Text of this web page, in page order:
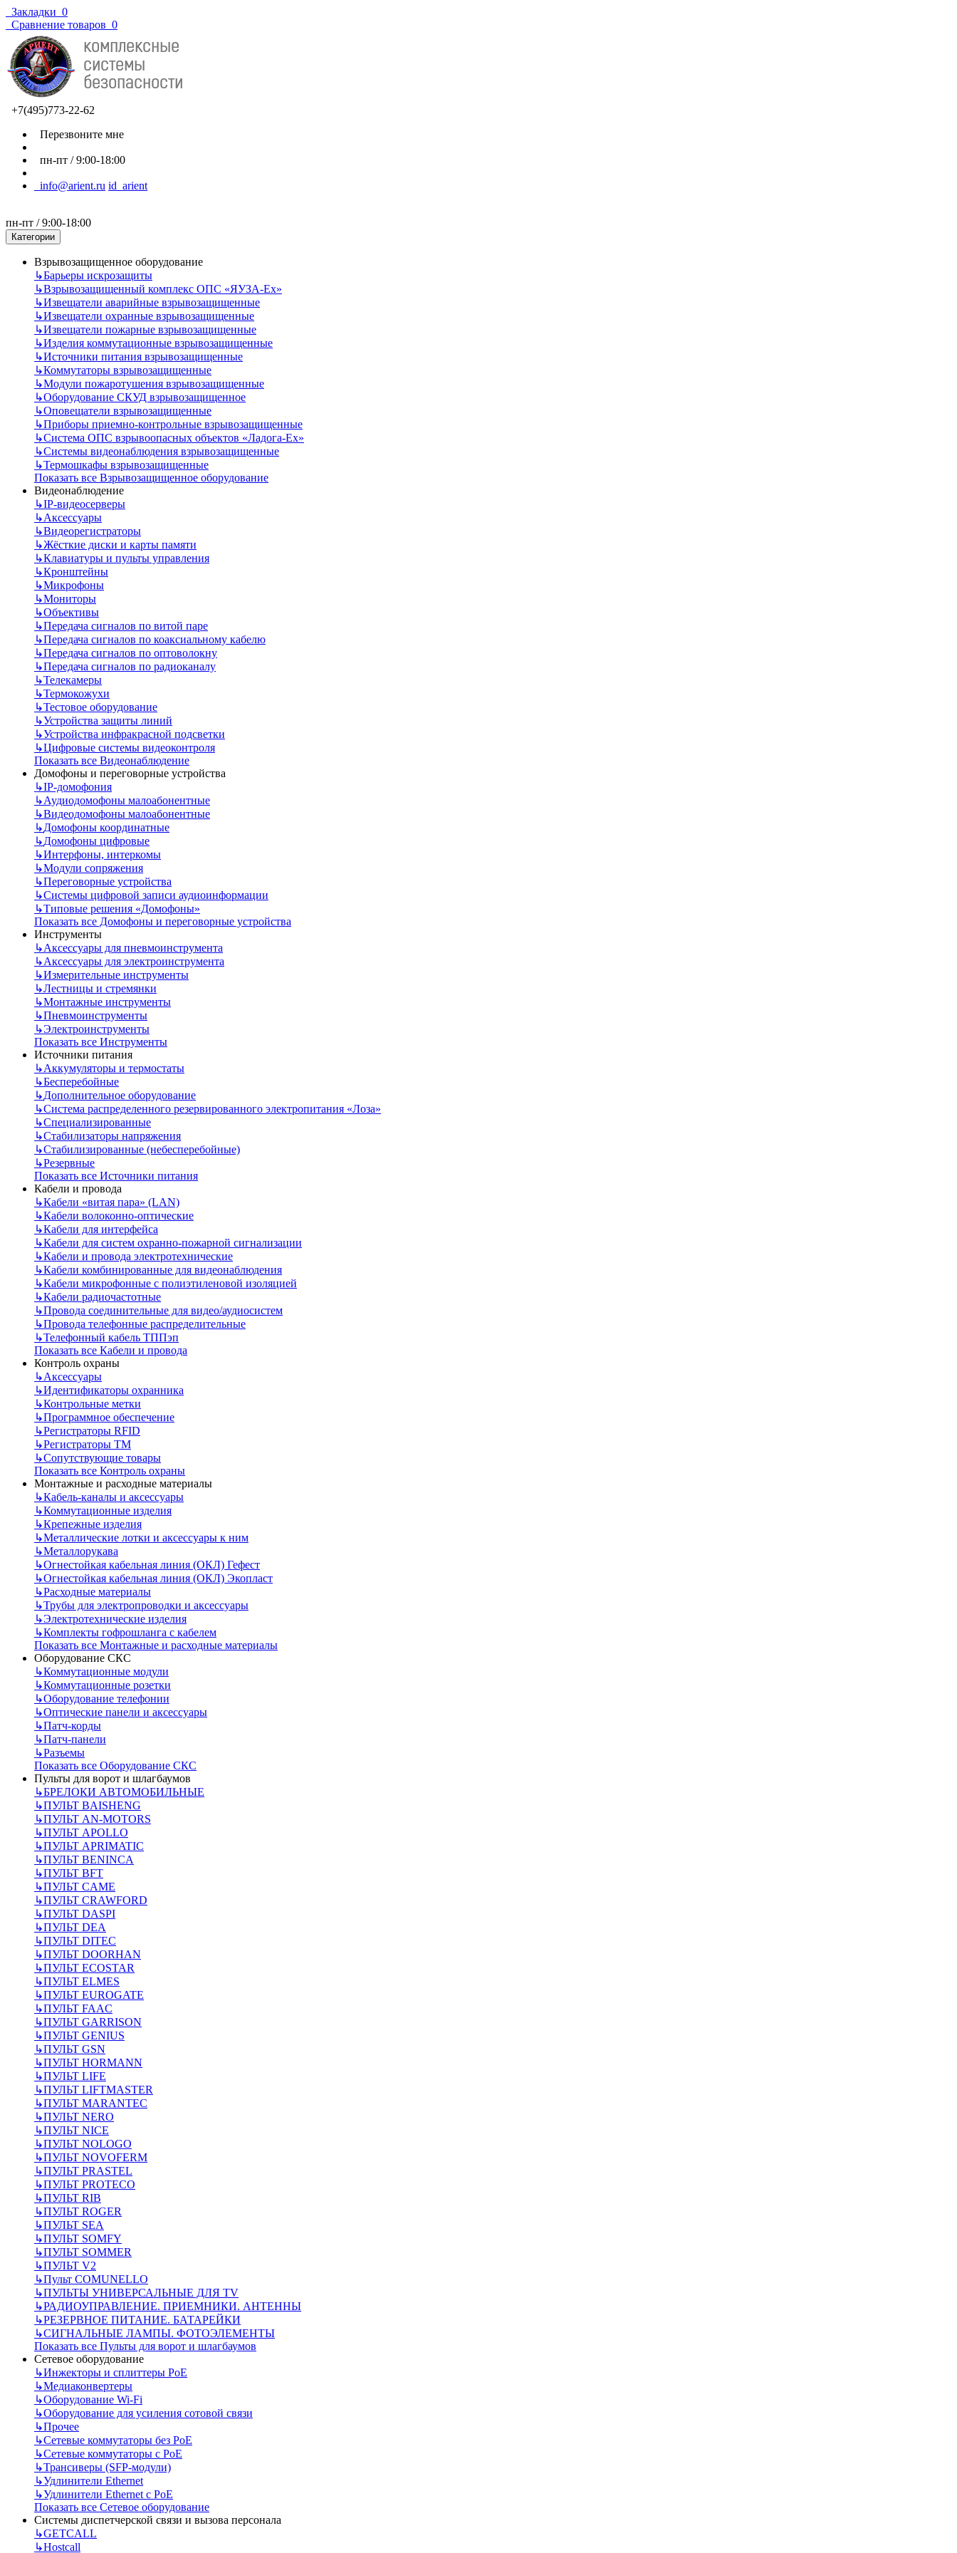
Закладки 0
Сравнение товаров 0
+7(495)773-22-62
Перезвоните мне
пн-пт / 9:00-18:00
info@arient.ru id_arient
пн-пт / 9:00-18:00
Категории
Взрывозащищенное оборудование
↳Барьеры искрозащиты
↳Взрывозащищенный комплекс ОПС «ЯУЗА-Ех»
↳Извещатели аварийные взрывозащищенные
↳Извещатели охранные взрывозащищенные
↳Извещатели пожарные взрывозащищенные
↳Изделия коммутационные взрывозащищенные
↳Источники питания взрывозащищенные
↳Коммутаторы взрывозащищенные
↳Модули пожаротушения взрывозащищенные
↳Оборудование СКУД взрывозащищенное
↳Оповещатели взрывозащищенные
↳Приборы приемно-контрольные взрывозащищенные
↳Система ОПС взрывоопасных объектов «Ладога-Ex»
↳Системы видеонаблюдения взрывозащищенные
↳Термошкафы взрывозащищенные
Показать все Взрывозащищенное оборудование
Видеонаблюдение
↳IP-видеосерверы
↳Аксессуары
↳Видеорегистраторы
↳Жёсткие диски и карты памяти
↳Клавиатуры и пульты управления
↳Кронштейны
↳Микрофоны
↳Мониторы
↳Объективы
↳Передача сигналов по витой паре
↳Передача сигналов по коаксиальному кабелю
↳Передача сигналов по оптоволокну
↳Передача сигналов по радиоканалу
↳Телекамеры
↳Термокожухи
↳Тестовое оборудование
↳Устройства защиты линий
↳Устройства инфракрасной подсветки
↳Цифровые системы видеоконтроля
Показать все Видеонаблюдение
Домофоны и переговорные устройства
↳IP-домофония
↳Аудиодомофоны малоабонентные
↳Видеодомофоны малоабонентные
↳Домофоны координатные
↳Домофоны цифровые
↳Интерфоны, интеркомы
↳Модули сопряжения
↳Переговорные устройства
↳Системы цифровой записи аудиоинформации
↳Типовые решения «Домофоны»
Показать все Домофоны и переговорные устройства
Инструменты
↳Аксессуары для пневмоинструмента
↳Аксессуары для электроинструмента
↳Измерительные инструменты
↳Лестницы и стремянки
↳Монтажные инструменты
↳Пневмоинструменты
↳Электроинструменты
Показать все Инструменты
Источники питания
↳Аккумуляторы и термостаты
↳Бесперебойные
↳Дополнительное оборудование
↳Система распределенного резервированного электропитания «Лоза»
↳Специализированные
↳Стабилизаторы напряжения
↳Стабилизированные (небесперебойные)
↳Резервные
Показать все Источники питания
Кабели и провода
↳Кабели «витая пара» (LAN)
↳Кабели волоконно-оптические
↳Кабели для интерфейса
↳Кабели для систем охранно-пожарной сигнализации
↳Кабели и провода электротехнические
↳Кабели комбинированные для видеонаблюдения
↳Кабели микрофонные с полиэтиленовой изоляцией
↳Кабели радиочастотные
↳Провода соединительные для видео/аудиосистем
↳Провода телефонные распределительные
↳Телефонный кабель ТППэп
Показать все Кабели и провода
Контроль охраны
↳Аксессуары
↳Идентификаторы охранника
↳Контрольные метки
↳Программное обеспечение
↳Регистраторы RFID
↳Регистраторы ТМ
↳Сопутствующие товары
Показать все Контроль охраны
Монтажные и расходные материалы
↳Кабель-каналы и аксессуары
↳Коммутационные изделия
↳Крепежные изделия
↳Металлические лотки и аксессуары к ним
↳Металлорукава
↳Огнестойкая кабельная линия (ОКЛ) Гефест
↳Огнестойкая кабельная линия (ОКЛ) Экопласт
↳Расходные материалы
↳Трубы для электропроводки и аксессуары
↳Электротехнические изделия
↳Комплекты гофрошланга с кабелем
Показать все Монтажные и расходные материалы
Оборудование СКС
↳Коммутационные модули
↳Коммутационные розетки
↳Оборудование телефонии
↳Оптические панели и аксессуары
↳Патч-корды
↳Патч-панели
↳Разъемы
Показать все Оборудование СКС
Пульты для ворот и шлагбаумов
↳БРЕЛОКИ АВТОМОБИЛЬНЫЕ
↳ПУЛЬТ BAISHENG
↳ПУЛЬТ AN-MOTORS
↳ПУЛЬТ APOLLO
↳ПУЛЬТ APRIMATIC
↳ПУЛЬТ BENINCA
↳ПУЛЬТ BFT
↳ПУЛЬТ CAME
↳ПУЛЬТ CRAWFORD
↳ПУЛЬТ DASPI
↳ПУЛЬТ DEA
↳ПУЛЬТ DITEC
↳ПУЛЬТ DOORHAN
↳ПУЛЬТ ECOSTAR
↳ПУЛЬТ ELMES
↳ПУЛЬТ EUROGATE
↳ПУЛЬТ FAAC
↳ПУЛЬТ GARRISON
↳ПУЛЬТ GENIUS
↳ПУЛЬТ GSN
↳ПУЛЬТ HORMANN
↳ПУЛЬТ LIFE
↳ПУЛЬТ LIFTMASTER
↳ПУЛЬТ MARANTEC
↳ПУЛЬТ NERO
↳ПУЛЬТ NICE
↳ПУЛЬТ NOLOGO
↳ПУЛЬТ NOVOFERM
↳ПУЛЬТ PRASTEL
↳ПУЛЬТ PROTECO
↳ПУЛЬТ RIB
↳ПУЛЬТ ROGER
↳ПУЛЬТ SEA
↳ПУЛЬТ SOMFY
↳ПУЛЬТ SOMMER
↳ПУЛЬТ V2
↳Пульт СOMUNELLO
↳ПУЛЬТЫ УНИВЕРСАЛЬНЫЕ ДЛЯ TV
↳РАДИОУПРАВЛЕНИЕ. ПРИЕМНИКИ. АНТЕННЫ
↳РЕЗЕРВНОЕ ПИТАНИЕ. БАТАРЕЙКИ
↳СИГНАЛЬНЫЕ ЛАМПЫ. ФОТОЭЛЕМЕНТЫ
Показать все Пульты для ворот и шлагбаумов
Сетевое оборудование
↳Инжекторы и сплиттеры РоЕ
↳Медиаконвертеры
↳Оборудование Wi-Fi
↳Оборудование для усиления сотовой связи
↳Прочее
↳Сетевые коммутаторы без РоЕ
↳Сетевые коммутаторы с РоЕ
↳Трансиверы (SFP-модули)
↳Удлинители Ethernet
↳Удлинители Ethernet с PoE
Показать все Сетевое оборудование
Системы диспетчерской связи и вызова персонала
↳GETCALL
↳Hostcall